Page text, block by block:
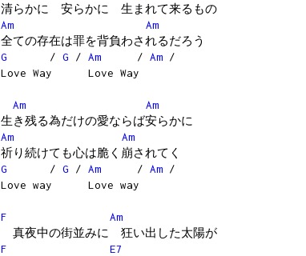
清らかに 安らかに 生まれて来るもの
Am
Am
全ての存在は罪を背負わされるだろう
G / G / Am / Am /
Love Way Love Way
Am
Am
生き残る為だけの愛ならば安らかに
Am
Am
祈り続けても心は脆く崩されてく
G / G / Am / Am /
Love way Love way
F
Am
真夜中の街並みに 狂い出した太陽が
F
E7